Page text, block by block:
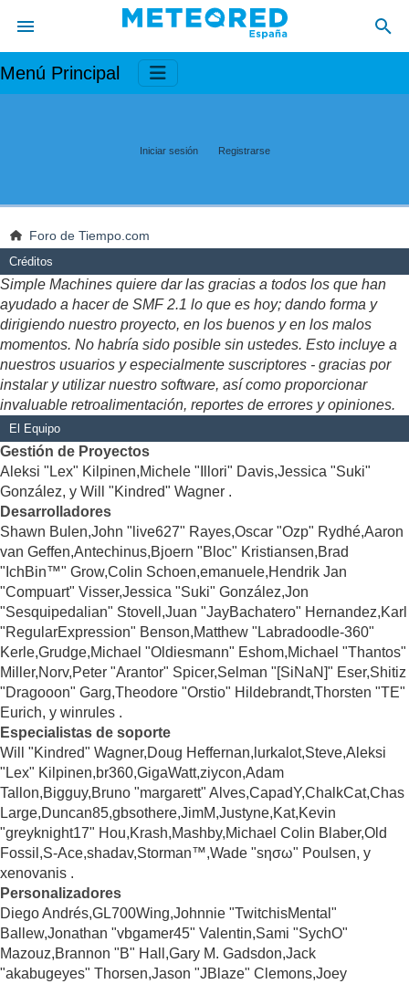
Menú Principal
Iniciar sesión Registrarse
Foro de Tiempo.com
Créditos
Simple Machines quiere dar las gracias a todos los que han
ayudado a hacer de SMF 2.1 lo que es hoy; dando forma y
dirigiendo nuestro proyecto, en los buenos y en los malos
momentos. No habría sido posible sin ustedes. Esto incluye a
nuestros usuarios y especialmente suscriptores - gracias por
instalar y utilizar nuestro software, así como proporcionar
invaluable retroalimentación, reportes de errores y opiniones.
El Equipo
Gestión de Proyectos
Aleksi "Lex" Kilpinen,Michele "Illori" Davis,Jessica "Suki"
González, y Will "Kindred" Wagner .
Desarrolladores
Shawn Bulen,John "live627" Rayes,Oscar "Ozp" Rydhé,Aaron
van Geffen,Antechinus,Bjoern "Bloc" Kristiansen,Brad
"IchBin™" Grow,Colin Schoen,emanuele,Hendrik Jan
"Compuart" Visser,Jessica "Suki" González,Jon
"Sesquipedalian" Stovell,Juan "JayBachatero" Hernandez,Karl
"RegularExpression" Benson,Matthew "Labradoodle-360"
Kerle,Grudge,Michael "Oldiesmann" Eshom,Michael "Thantos"
Miller,Norv,Peter "Arantor" Spicer,Selman "[SiNaN]" Eser,Shitiz
"Dragooon" Garg,Theodore "Orstio" Hildebrandt,Thorsten "TE"
Eurich, y winrules .
Especialistas de soporte
Will "Kindred" Wagner,Doug Heffernan,lurkalot,Steve,Aleksi
"Lex" Kilpinen,br360,GigaWatt,ziycon,Adam
Tallon,Bigguy,Bruno "margarett" Alves,CapadY,ChalkCat,Chas
Large,Duncan85,gbsothere,JimM,Justyne,Kat,Kevin
"greyknight17" Hou,Krash,Mashby,Michael Colin Blaber,Old
Fossil,S-Ace,shadav,Storman™,Wade "sησω" Poulsen, y
xenovanis .
Personalizadores
Diego Andrés,GL700Wing,Johnnie "TwitchisMental"
Ballew,Jonathan "vbgamer45" Valentin,Sami "SychO"
Mazouz,Brannon "B" Hall,Gary M. Gadsdon,Jack
"akabugeyes" Thorsen,Jason "JBlaze" Clemons,Joey